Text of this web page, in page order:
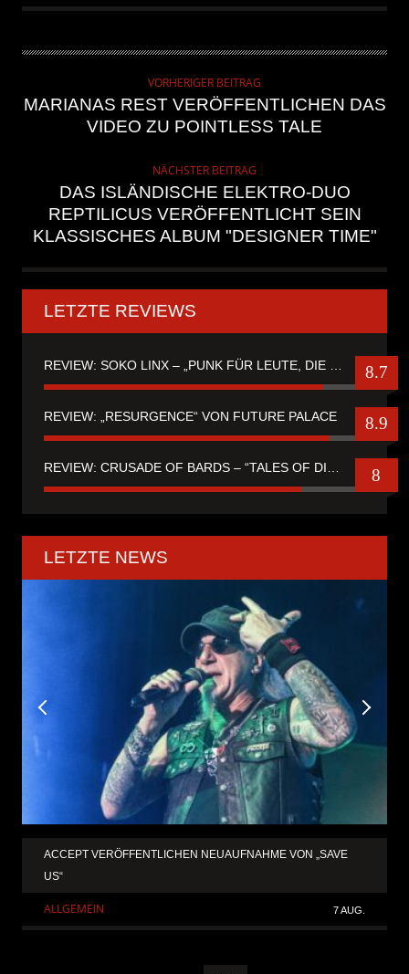
VORHERIGER BEITRAG
MARIANAS REST VERÖFFENTLICHEN DAS
VIDEO ZU POINTLESS TALE
NÄCHSTER BEITRAG
DAS ISLÄNDISCHE ELEKTRO-DUO
REPTILICUS VERÖFFENTLICHT SEIN
KLASSISCHES ALBUM "DESIGNER TIME"
LETZTE REVIEWS
8.7
REVIEW: „RESURGENCE“ VON FUTURE PALACE 8.9
8
LETZTE NEWS
ACCEPT VERÖFFENTLICHEN NEUAUFNAHME VON „SAVE
US“
ALLGEMEIN 7 AUG.